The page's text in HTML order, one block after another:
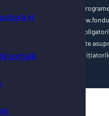
și
socială
detaliate despre celelalte
vă invităm să vizitați
web nu reprezintă în mod
Întreaga responsabilitate
prezentate revine